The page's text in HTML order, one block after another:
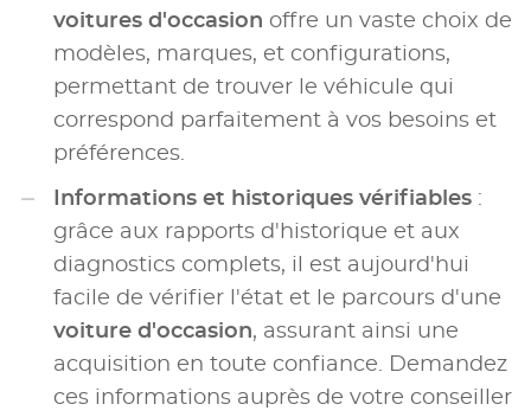
voitures d'occasion offre un vaste choix de
modèles, marques, et configurations,
permettant de trouver le véhicule qui
correspond parfaitement à vos besoins et
préférences.
Informations et historiques vérifiables :
grâce aux rapports d'historique et aux
diagnostics complets, il est aujourd'hui
facile de vérifier l'état et le parcours d'une
voiture d'occasion, assurant ainsi une
acquisition en toute confiance. Demandez
ces informations auprès de votre conseiller